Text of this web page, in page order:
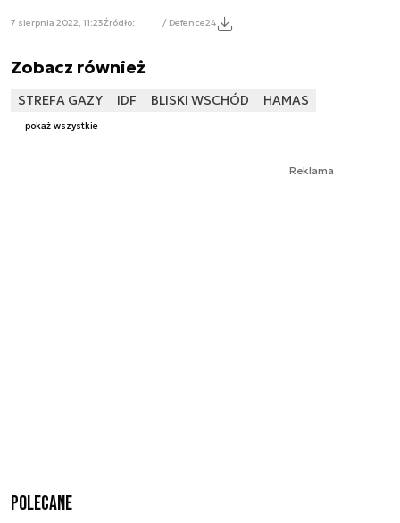
7 sierpnia 2022, 11:23Źródło: / Defence24
Zobacz również
STREFA GAZY IDF BLISKI WSCHÓD HAMAS
pokaż wszystkie
Reklama
Polecane